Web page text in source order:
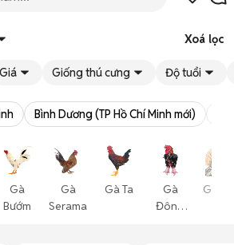
Xoá lọc
Giá Giống thú cưng Độ tuổi
Bình Dương (TP Hồ Chí Minh mới)
Gà
Bướm
Gà
Serama
Gà Ta
Gà
Đông
Gà